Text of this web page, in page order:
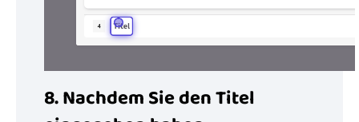
8. Nachdem Sie den Titel